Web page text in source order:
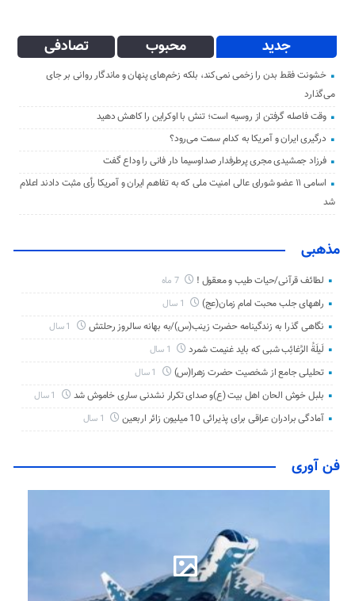
جدید محبوب تصادفی
خشونت فقط بدن را زخمی نمی‌کند، بلکه زخم‌های پنهان و ماندگار روانی بر جای
می‌گذارد
وقت فاصله گرفتن از روسیه است؛ تنش با اوکراین را کاهش دهید
درگیری ایران و آمریکا به کدام سمت می‌رود؟
فرزاد جمشیدی مجری پرطرفدار صداوسیما دار فانی را وداع گفت
اسامی ۱۱ عضو شورای عالی امنیت ملی که به تفاهم ایران و آمریکا رأی مثبت دادند اعلام
شد
مذهبی
لطائف قرآنی/حیات طیب و معقول ! 7 ماه
راههای جلب محبت امام زمان(عج)
نگاهی گذرا به زندگینامه حضرت زینب(س)/به بهانه سالروز رحلتش
لَیلَةُ الرَّغائِب شبی که باید غنیمت شمرد
تحلیلی جامع از شخصیت حضرت زهرا(س)
بلبل خوش الحان اهل بیت (ع)و صدای تکرار نشدنی ساری خاموش شد
آمادگی برادران عراقی برای پذیرائی 10 میلیون زائر اربعین
فن آوری